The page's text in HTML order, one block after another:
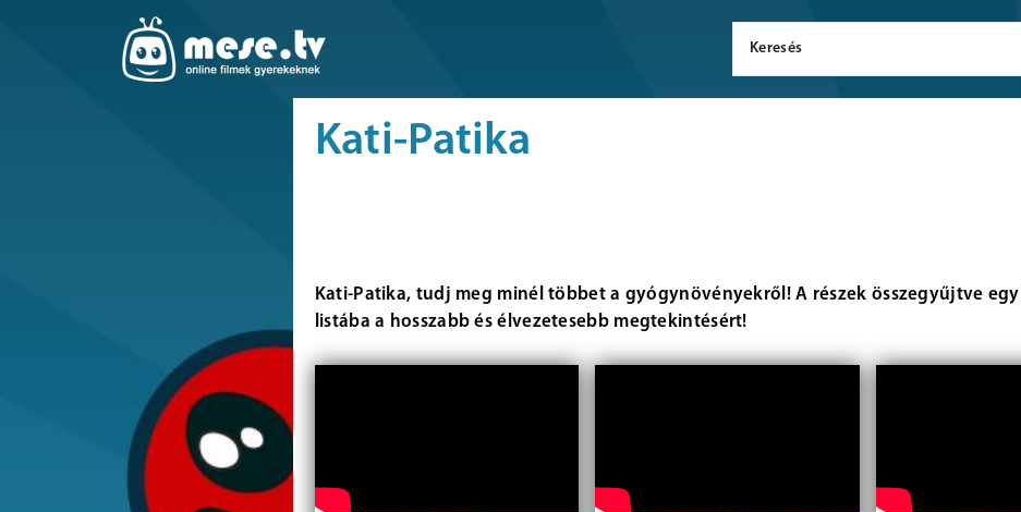
Kati-Patika
Kati-Patika, tudj meg minél többet a gyógynövényekről! A részek összegyűjtve
listába a hosszabb és élvezetesebb megtekintésért!